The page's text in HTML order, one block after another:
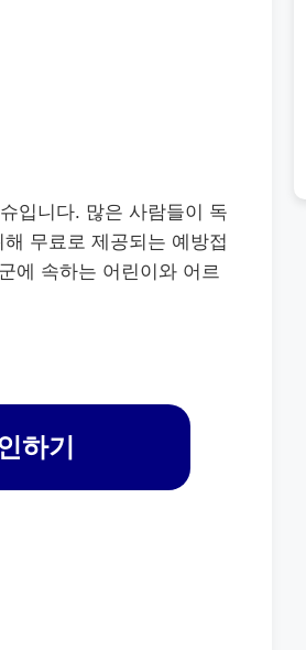
입니다. 많은 사람들이 독
무료로 제공되는 예방접
에 속하는 어린이와 어르
하기